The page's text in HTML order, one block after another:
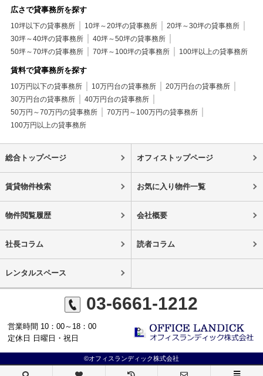
広さで貸事務所を探す
10坪以下の貸事務所 10坪～20坪の貸事務所
20坪～30坪の貸事務所
30坪～40坪の貸事務所
40坪～50坪の貸事務所
50坪～70坪の貸事務所
70坪～100坪の貸事務所 100坪以上の貸事務所
賃料で貸事務所を探す
10万円以下の貸事務所 10万円台の貸事務所
20万円台の貸事務所
30万円台の貸事務所
40万円台の貸事務所
50万円～70万円の貸事務所
70万円～100万円の貸事務所
100万円以上の貸事務所
総合トップページ オフィストップページ
賃貸物件検索 お気に入り物件一覧
物件閲覧履歴 会社概要
社長コラム 読者コラム
レンタルスペース
03-6661-1212
営業時間 10：00～18：00
定休日 日曜日・祝日
©オフィスランディック株式会社